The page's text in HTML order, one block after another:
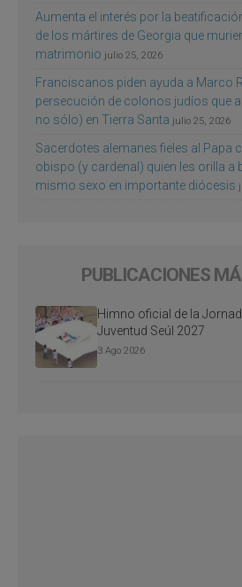
Aumenta el interés por la
de los mártires de Georgia que
matrimonio julio 25, 2026
Franciscanos piden ayuda a Marco
persecución de colonos judíos que
no sólo) en Tierra Santa julio 25, 2026
Sacerdotes alemanes fieles al Papa
obispo (y cardenal) quien les orilla a
mismo sexo en importante diócesis
PUBLICACIONES
Himno oficial de la
Juventud Seúl 2027
3 Ago 2026